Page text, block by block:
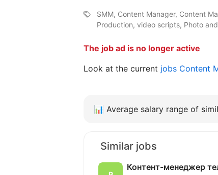
SMM, Content Manager, Content
Production, video scripts, Photo
The job ad is no longer active
Look at the current jobs Content
📊 Average salary range of
Similar jobs
Контент-менеджер